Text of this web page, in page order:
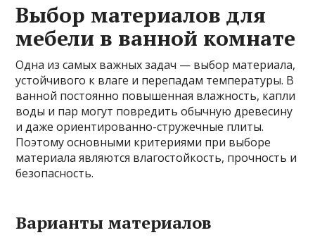
Выбор материалов для
мебели в ванной комнате
Одна из самых важных задач — выбор материала,
устойчивого к влаге и перепадам температуры. В
ванной постоянно повышенная влажность, капли
воды и пар могут повредить обычную древесину
и даже ориентированно-стружечные плиты.
Поэтому основными критериями при выборе
материала являются влагостойкость, прочность и
безопасность.
Варианты материалов